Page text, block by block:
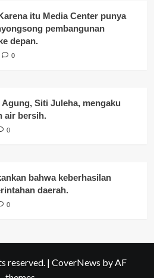
itu Media Center punya
pembangunan
depan.
0
Siti Juleha, mengaku
air bersih.
0
bahwa keberhasilan
daerah.
0
reserved. | CoverNews by AF